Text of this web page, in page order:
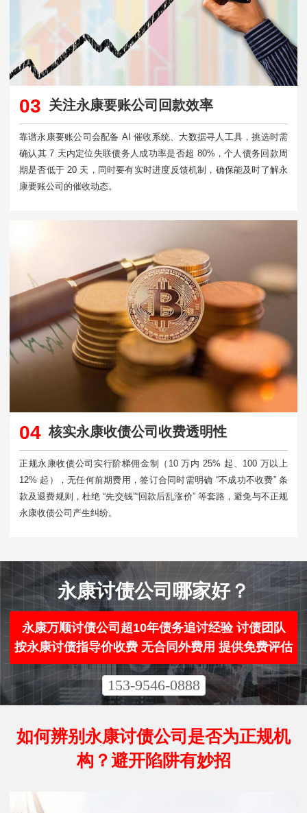
03 关注永康要账公司回款效率
靠谱永康要账公司会配备 AI 催收系统、大数据寻人工具，挑选时需
确认其 7 天内定位失联债务人成功率是否超 80%，个人债务回款周
期是否低于 20 天，同时要有实时进度反馈机制，确保能及时了解永
康要账公司的催收动态。​
04 核实永康收债公司收费透明性
正规永康收债公司实行阶梯佣金制（10 万内 25% 起、100 万以上
12% 起），无任何前期费用，签订合同时需明确 “不成功不收费” 条
款及退费规则，杜绝 “先交钱”“回款后乱涨价” 等套路，避免与不正规
永康收债公司产生纠纷。​
永康讨债公司哪家好？
永康万顺讨债公司超10年债务追讨经验 讨债团队
按永康讨债指导价收费 无合同外费用 提供免费评估
153-9546-0888
如何辨别永康讨债公司是否为正规机
构？避开陷阱有妙招